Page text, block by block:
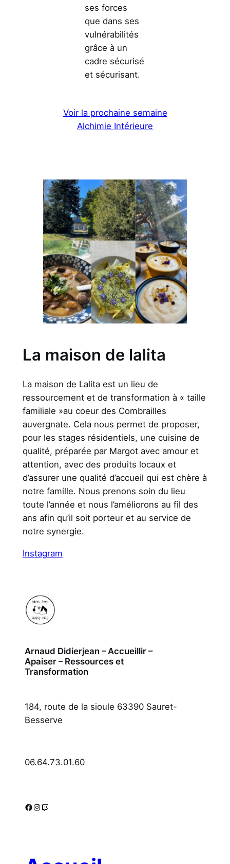
ses forces
que dans ses
vulnérabilités
grâce à un
cadre sécurisé
et sécurisant.
Voir la prochaine semaine
Alchimie Intérieure
La maison de lalita
La maison de Lalita est un lieu de
ressourcement et de transformation à « taille
familiale »au coeur des Combrailles
auvergnate. Cela nous permet de proposer,
pour les stages résidentiels, une cuisine de
qualité, préparée par Margot avec amour et
attention, avec des produits locaux et
d’assurer une qualité d’accueil qui est chère à
notre famille. Nous prenons soin du lieu
toute l’année et nous l’améliorons au fil des
ans afin qu’il soit porteur et au service de
notre synergie.
Instagram
Arnaud Didierjean – Accueillir –
Apaiser – Ressources et
Transformation
184, route de la sioule 63390 Sauret-
Besserve
06.64.73.01.60
Facebook Instagram Twitch